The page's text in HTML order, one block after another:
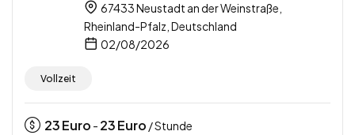
67433 Neustadt an der Weinstraße,
Rheinland-Pfalz, Deutschland
02/08/2026
Vollzeit
23Euro - 23Euro / Stunde